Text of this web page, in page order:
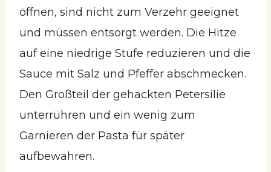
öffnen, sind nicht zum Verzehr geeignet
und müssen entsorgt werden. Die Hitze
auf eine niedrige Stufe reduzieren und die
Sauce mit Salz und Pfeffer abschmecken.
Den Großteil der gehackten Petersilie
unterrühren und ein wenig zum
Garnieren der Pasta für später
aufbewahren.